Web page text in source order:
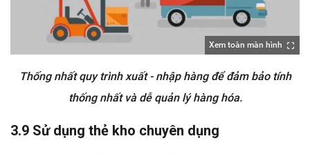
Xem toàn màn hình
Thống nhất quy trình xuất - nhập hàng để đảm bảo tính
thống nhất và dễ quản lý hàng hóa.
3.9 Sử dụng thẻ kho chuyên dụng